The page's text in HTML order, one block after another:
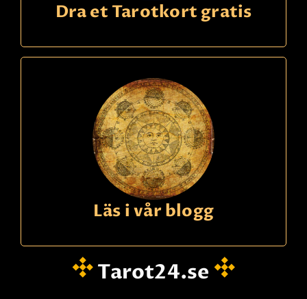
Dra et Tarotkort gratis
Läs i vår blogg
Tarot24.se